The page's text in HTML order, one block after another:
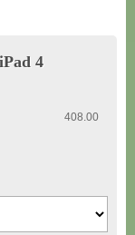
4
408.00